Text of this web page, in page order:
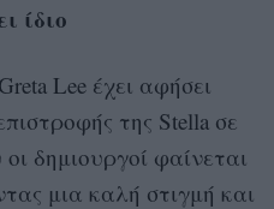
ίδιο
Lee έχει αφήσει
της Stella σε
δημιουργοί φαίνεται
μια καλή στιγμή και